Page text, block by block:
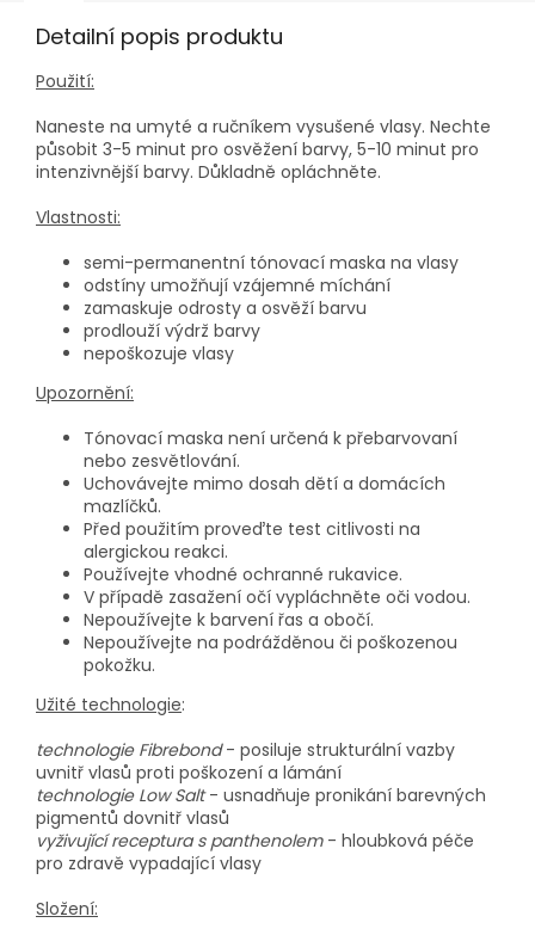
Detailní popis produktu
Použití:
Naneste na umyté a ručníkem vysušené vlasy. Nechte
působit 3-5 minut pro osvěžení barvy, 5-10 minut pro
intenzivnější barvy. Důkladně opláchněte.
Vlastnosti:
semi-permanentní tónovací maska na vlasy
odstíny umožňují vzájemné míchání
zamaskuje odrosty a osvěží barvu
prodlouží výdrž barvy
nepoškozuje vlasy
Upozornění:
Tónovací maska není určená k přebarvovaní
nebo zesvětlování.
Uchovávejte mimo dosah dětí a domácích
mazlíčků.
Před použitím proveďte test citlivosti na
alergickou reakci.
Používejte vhodné ochranné rukavice.
V případě zasažení očí vypláchněte oči vodou.
Nepoužívejte k barvení řas a obočí.
Nepoužívejte na podrážděnou či poškozenou
pokožku.
Užité technologie:
technologie Fibrebond- posiluje strukturální vazby
uvnitř vlasů proti poškození a lámání
technologie Low Salt- usnadňuje pronikání barevných
pigmentů dovnitř vlasů
vyživující receptura s panthenolem- hloubková péče
pro zdravě vypadající vlasy
Složení: